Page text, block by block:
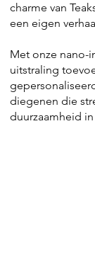
charme van
een eigen
Met onze nano-
uitstraling
diegenen die
duurzaamheid